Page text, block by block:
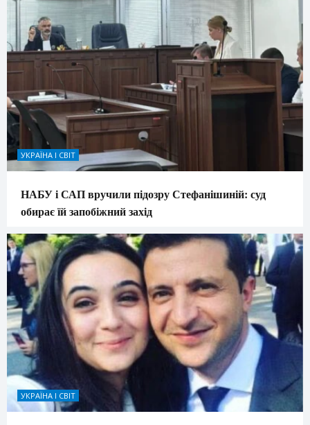
УКРАЇНА І СВІТ
НАБУ і САП вручили підозру Стефанішиній: суд
обирає їй запобіжний захід
УКРАЇНА І СВІТ